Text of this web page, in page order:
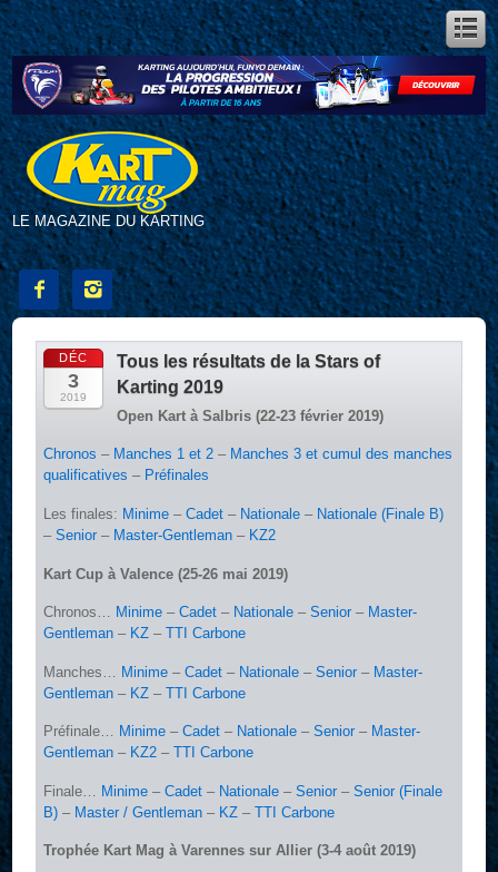
LE MAGAZINE DU KARTING
 
DÉC
3
2019
Tous les résultats de la Stars of
Karting 2019
Open Kart à Salbris (22-23 février 2019)
Chronos – Manches 1 et 2 – Manches 3 et cumul des manches
qualificatives – Préfinales
Les finales: Minime –Cadet – Nationale – Nationale (Finale B)
–Senior – Master-Gentleman – KZ2
Kart Cup à Valence (25-26 mai 2019)
Chronos… Minime –Cadet – Nationale –Senior – Master-
Gentleman – KZ –TTI Carbone
Manches… Minime –Cadet – Nationale –Senior – Master-
Gentleman – KZ –TTI Carbone
Préfinale… Minime –Cadet – Nationale –Senior – Master-
Gentleman – KZ2 –TTI Carbone
Finale… Minime –Cadet – Nationale –Senior –Senior (Finale
B) – Master / Gentleman – KZ –TTI Carbone
Trophée Kart Mag à Varennes sur Allier (3-4 août 2019)